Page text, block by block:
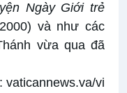
Ngày Giới trẻ
và như các
vừa qua đã
vaticannews.va/vi